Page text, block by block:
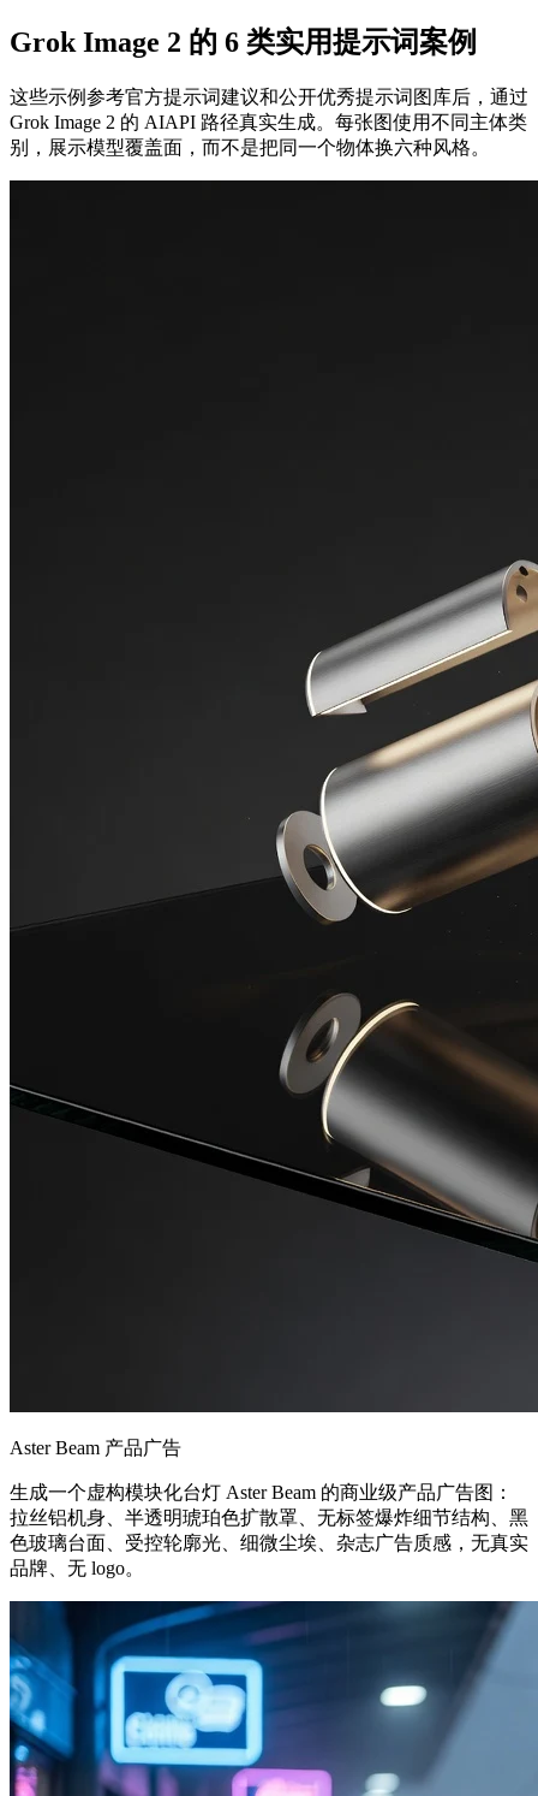
Grok Image 2 的 6 类实用提示词案例
这些示例参考官方提示词建议和公开优秀提示词图库后，通过
Grok Image 2 的 AIAPI 路径真实生成。每张图使用不同主体类
别，展示模型覆盖面，而不是把同一个物体换六种风格。
Aster Beam 产品广告
生成一个虚构模块化台灯 Aster Beam 的商业级产品广告图：
拉丝铝机身、半透明琥珀色扩散罩、无标签爆炸细节结构、黑
色玻璃台面、受控轮廓光、细微尘埃、杂志广告质感，无真实
品牌、无 logo。